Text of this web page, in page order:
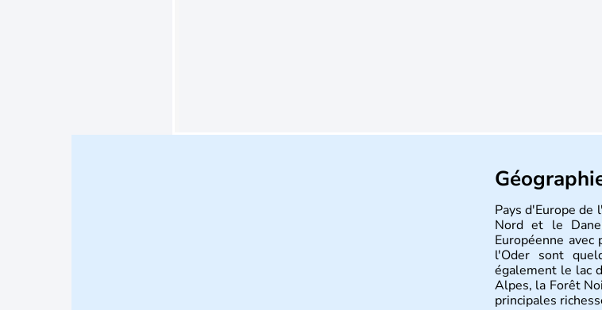
Pays d'Europe
Nord et le
Européenne
l'Oder sont
également le lac
Alpes, la Forêt
principales